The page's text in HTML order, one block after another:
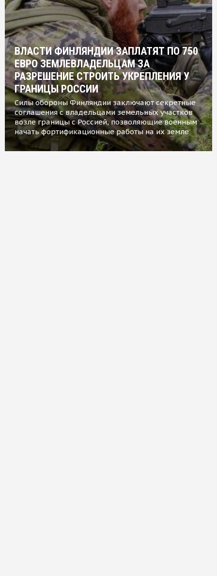
ВЛАСТИ ФИНЛЯНДИИ ЗАПЛАТЯТ ПО 750
ЕВРО ЗЕМЛЕВЛАДЕЛЬЦАМ ЗА
РАЗРЕШЕНИЕ СТРОИТЬ УКРЕПЛЕНИЯ У
ГРАНИЦЫ РОССИИ
Силы обороны Финляндии заключают секретные
соглашения с владельцами земельных участков
возле границы с Россией, позволяющие военным
начать фортификационные работы на их земле